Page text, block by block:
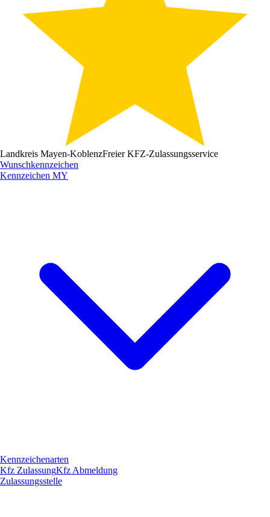
Landkreis Mayen-KoblenzFreier KFZ-Zulassungsservice
Wunschkennzeichen
Kennzeichen MY
Kennzeichenarten
Kfz ZulassungKfz Abmeldung
Zulassungsstelle